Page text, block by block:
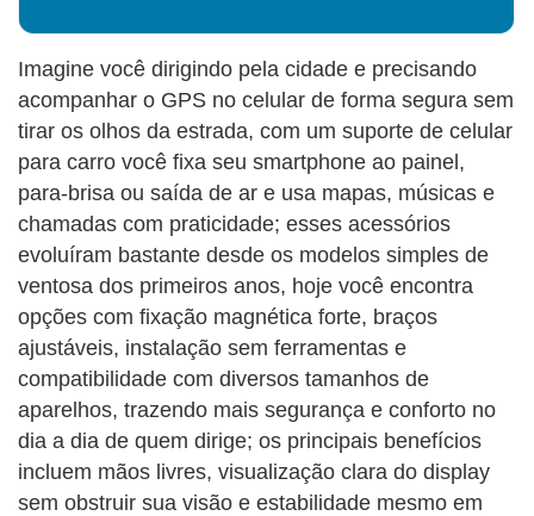
Imagine você dirigindo pela cidade e precisando
acompanhar o GPS no celular de forma segura sem
tirar os olhos da estrada, com um suporte de celular
para carro você fixa seu smartphone ao painel,
para-brisa ou saída de ar e usa mapas, músicas e
chamadas com praticidade; esses acessórios
evoluíram bastante desde os modelos simples de
ventosa dos primeiros anos, hoje você encontra
opções com fixação magnética forte, braços
ajustáveis, instalação sem ferramentas e
compatibilidade com diversos tamanhos de
aparelhos, trazendo mais segurança e conforto no
dia a dia de quem dirige; os principais benefícios
incluem mãos livres, visualização clara do display
sem obstruir sua visão e estabilidade mesmo em